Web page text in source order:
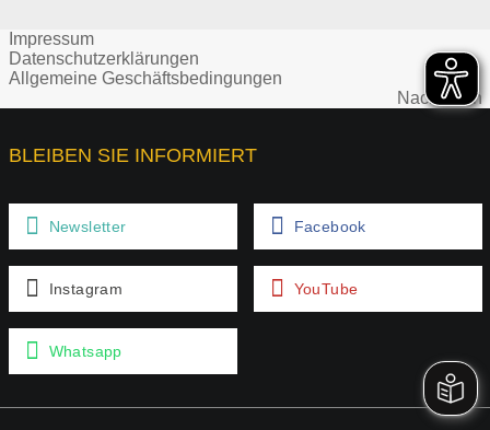
Impressum
Datenschutzerklärungen
Allgemeine Geschäftsbedingungen
Nach oben
BLEIBEN SIE INFORMIERT
Newsletter Facebook
Instagram YouTube
Whatsapp